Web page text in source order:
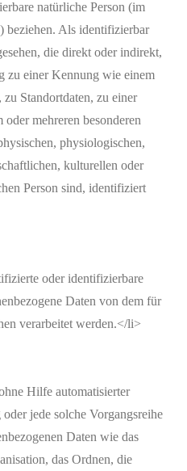
natürliche Person (im
beziehen. Als identifizierbar
die direkt oder indirekt,
zu einer Kennung wie einem
Standortdaten, zu einer
mehreren besonderen
physiologischen,
kulturellen oder
Person sind, identifiziert
oder identifizierbare
Daten von dem für
verarbeitet werden.</li>
Hilfe automatisierter
jede solche Vorgangsreihe
Daten wie das
das Ordnen, die